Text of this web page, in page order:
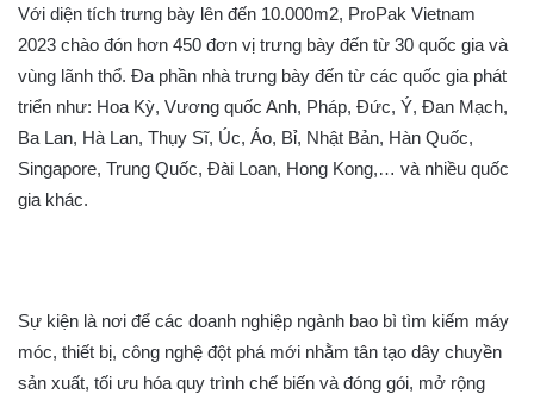
Với diện tích trưng bày lên đến 10.000m2, ProPak Vietnam
2023 chào đón hơn 450 đơn vị trưng bày đến từ 30 quốc gia và
vùng lãnh thổ. Đa phần nhà trưng bày đến từ các quốc gia phát
triển như: Hoa Kỳ, Vương quốc Anh, Pháp, Đức, Ý, Đan Mạch,
Ba Lan, Hà Lan, Thụy Sĩ, Úc, Áo, Bỉ, Nhật Bản, Hàn Quốc,
Singapore, Trung Quốc, Đài Loan, Hong Kong,… và nhiều quốc
gia khác.
Sự kiện là nơi để các doanh nghiệp ngành bao bì tìm kiếm máy
móc, thiết bị, công nghệ đột phá mới nhằm tân tạo dây chuyền
sản xuất, tối ưu hóa quy trình chế biến và đóng gói, mở rộng